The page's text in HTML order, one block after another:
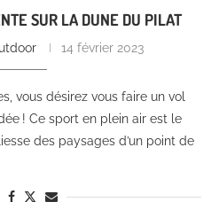
SUR LA DUNE DU PILAT
14 février 2023
vous désirez vous faire un vol
! Ce sport en plein air est le
des paysages d’un point de